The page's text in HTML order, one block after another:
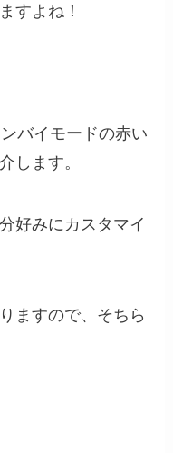
すよね！
バイモードの赤い
します。
好みにカスタマイ
ますので、そちら